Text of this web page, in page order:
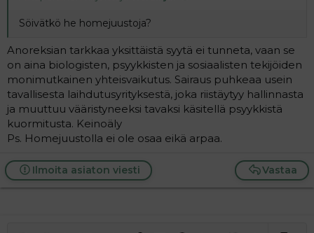
Söivätkö he homejuustoja?
Anoreksian tarkkaa yksittäistä syytä ei tunneta, vaan se
on aina biologisten, psyykkisten ja sosiaalisten tekijöiden
monimutkainen yhteisvaikutus. Sairaus puhkeaa usein
tavallisesta laihdutusyrityksestä, joka riistäytyy hallinnasta
ja muuttuu vääristyneeksi tavaksi käsitellä psyykkistä
kuormitusta. Keinoäly
Ps. Homejuustolla ei ole osaa eikä arpaa.
Vastaa
Ilmoita asiaton viesti